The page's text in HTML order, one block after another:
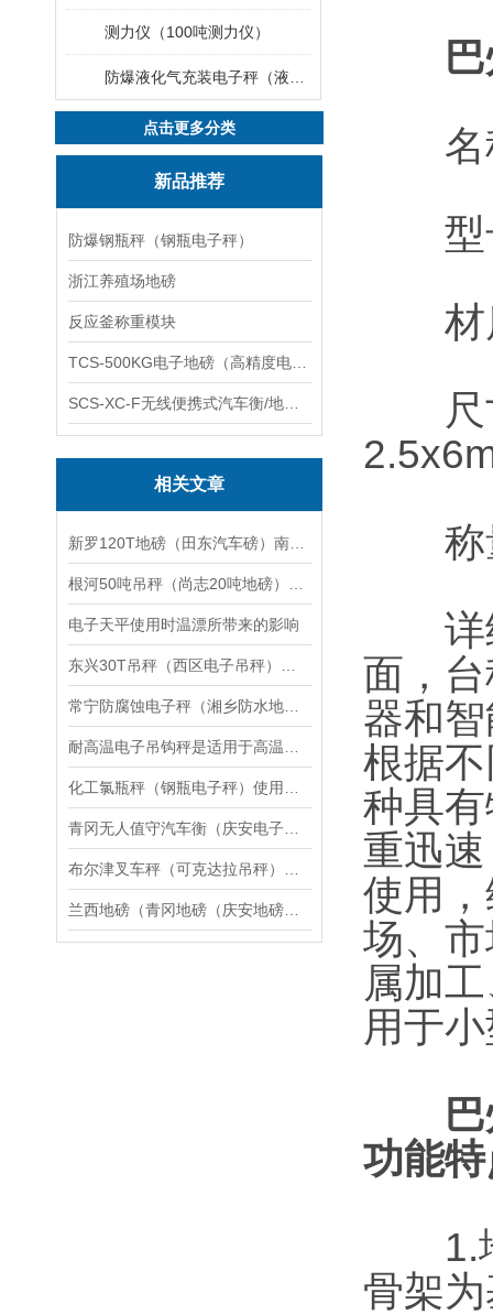
测力仪（100吨测力仪）
点击更多分类
新品推荐
防爆钢瓶秤（钢瓶电子秤）
浙江养殖场地磅
反应釜称重模块
相关文章
电子天平使用时温漂所带来的影响
名
型号
材质
尺寸
称量
详细
面，
器和
根据
种具
重迅
使用
场、
属加
用于
功能
1.地
骨架